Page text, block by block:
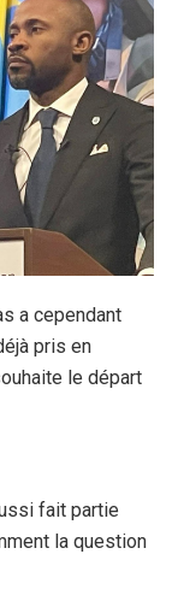
a cependant
pris en
le départ
fait partie
la question